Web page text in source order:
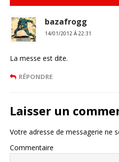
bazafrogg
14/01/2012 Á 22:31
La messe est dite.
RÉPONDRE
Laisser un
Votre adresse de messagerie ne
Commentaire